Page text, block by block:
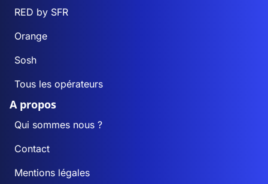
RED by SFR
Orange
Sosh
Tous les opérateurs
A propos
Qui sommes nous ?
Contact
Mentions légales